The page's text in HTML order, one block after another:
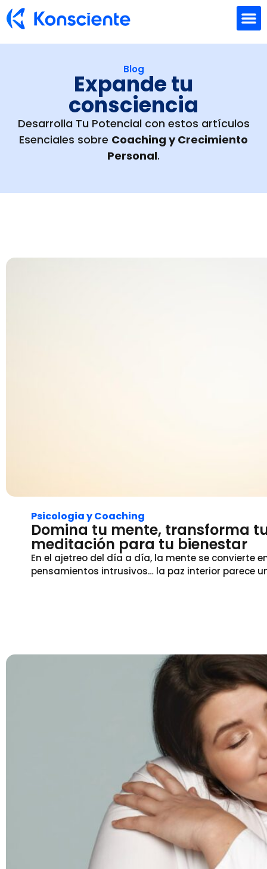
Blog
Expande tu
consciencia
Desarrolla Tu Potencial con estos artículos
Esenciales sobre Coaching y Crecimiento
Personal.
Psicologia y Coaching
Domina tu mente, transforma
meditación para tu bienestar
En el ajetreo del día a día, la mente se convierte
pensamientos intrusivos… la paz interior parece